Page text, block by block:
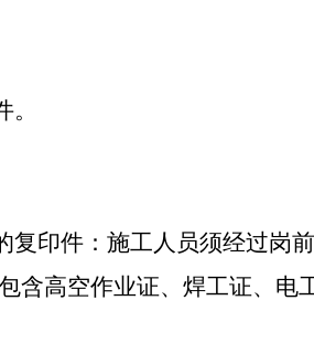
复印件： 施工人员须经过岗
含高空作业证、焊工证、电